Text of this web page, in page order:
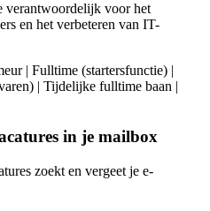
verantwoordelijk voor het
en het verbeteren van IT-
| Fulltime (startersfunctie) |
| Tijdelijke fulltime baan |
in je mailbox
zoekt en vergeet je e-